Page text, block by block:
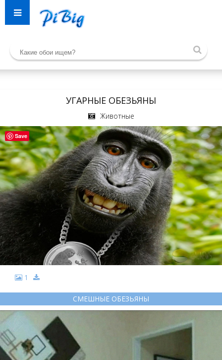
УГАРНЫЕ ОБЕЗЬЯНЫ
Животные
1
СМЕШНЫЕ ОБЕЗЬЯНЫ
Save